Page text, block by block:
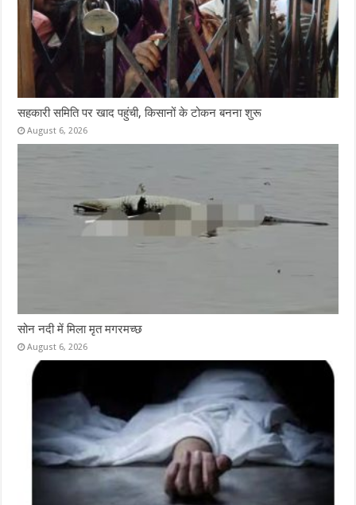
सहकारी समिति पर खाद पहुंची, किसानों के टोकन बनना शुरू
August 6, 2026
सोन नदी में मिला मृत मगरमच्छ
August 6, 2026